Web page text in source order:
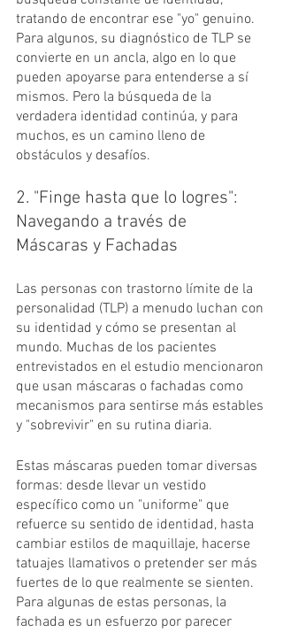
tratando de encontrar ese "yo" genuino.
Para algunos, su diagnóstico de TLP se
convierte en un ancla, algo en lo que
pueden apoyarse para entenderse a sí
mismos. Pero la búsqueda de la
verdadera identidad continúa, y para
muchos, es un camino lleno de
obstáculos y desafíos.
2. "Finge hasta que lo logres":
Navegando a través de
Máscaras y Fachadas
Las personas con trastorno límite de la
personalidad (TLP) a menudo luchan con
su identidad y cómo se presentan al
mundo. Muchas de los pacientes
entrevistados en el estudio mencionaron
que usan máscaras o fachadas como
mecanismos para sentirse más estables
y "sobrevivir" en su rutina diaria.
Estas máscaras pueden tomar diversas
formas: desde llevar un vestido
específico como un "uniforme" que
refuerce su sentido de identidad, hasta
cambiar estilos de maquillaje, hacerse
tatuajes llamativos o pretender ser más
fuertes de lo que realmente se sienten.
Para algunas de estas personas, la
fachada es un esfuerzo por parecer